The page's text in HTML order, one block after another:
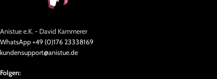
Anistue e.K. - David Kammerer
WhatsApp +49 (0)176 23338169
kundensupport@anistue.de
Folgen: